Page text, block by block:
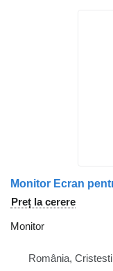
Preț la cerere
Monitor
România, Cristesti